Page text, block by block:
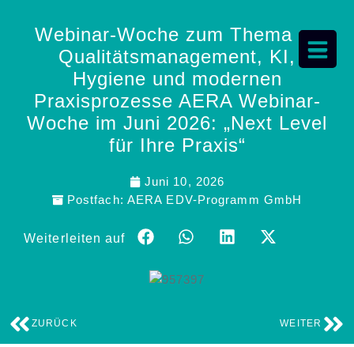
Webinar-Woche zum Thema zu
Qualitätsmanagement, KI,
Hygiene und modernen
Praxisprozesse AERA Webinar-
Woche im Juni 2026: „Next Level
für Ihre Praxis“
Juni 10, 2026
Postfach: AERA EDV-Programm GmbH
Weiterleiten auf
ZURÜCK WEITER